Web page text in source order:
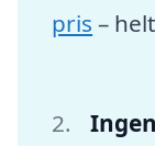
pris –